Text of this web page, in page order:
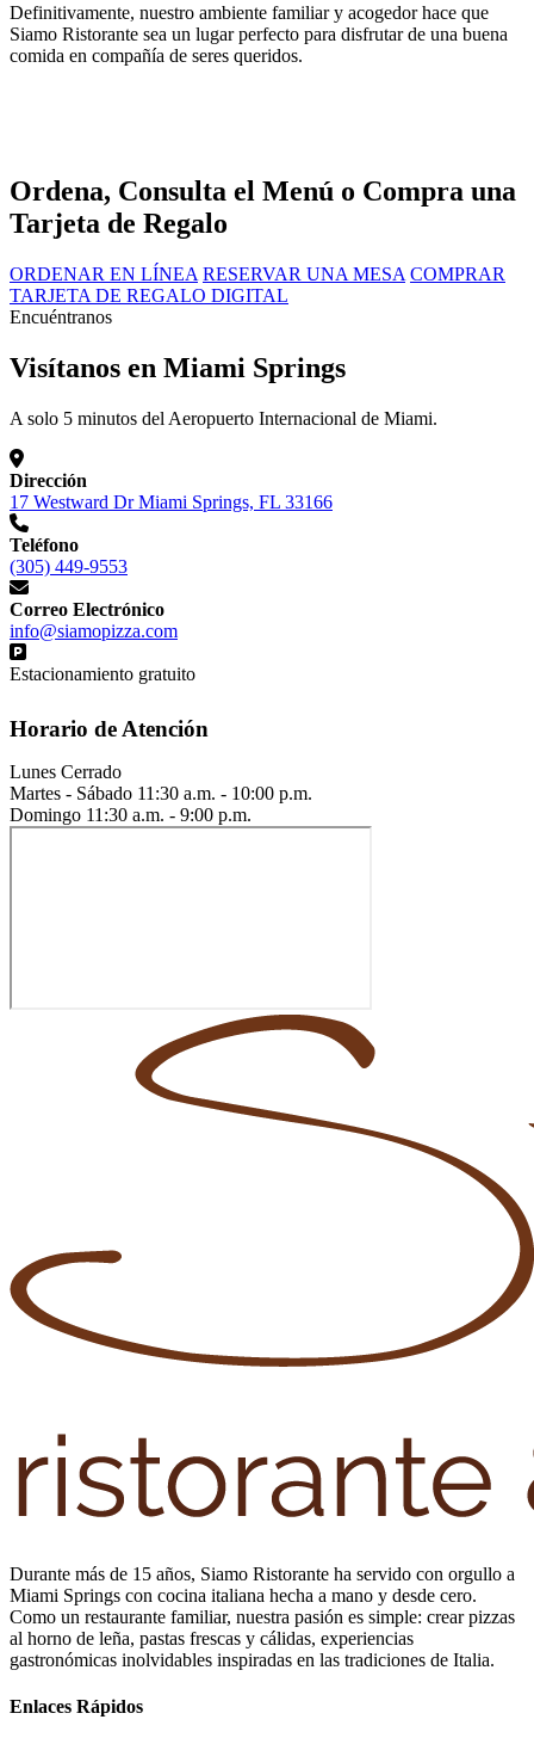
Definitivamente, nuestro ambiente familiar y acogedor hace que
Siamo Ristorante sea un lugar perfecto para disfrutar de una buena
comida en compañía de seres queridos.
Ordena, Consulta el Menú o Compra una
Tarjeta de Regalo
ORDENAR EN LÍNEA RESERVAR UNA MESA COMPRAR
TARJETA DE REGALO DIGITAL
Encuéntranos
Visítanos en Miami Springs
A solo 5 minutos del Aeropuerto Internacional de Miami.
Dirección
17 Westward Dr Miami Springs, FL 33166
Teléfono
(305) 449-9553
Correo Electrónico
info@siamopizza.com
Estacionamiento gratuito
Horario de Atención
Lunes Cerrado
Martes - Sábado 11:30 a.m. - 10:00 p.m.
Domingo 11:30 a.m. - 9:00 p.m.
Durante más de 15 años, Siamo Ristorante ha servido con orgullo a
Miami Springs con cocina italiana hecha a mano y desde cero.
Como un restaurante familiar, nuestra pasión es simple: crear pizzas
al horno de leña, pastas frescas y cálidas, experiencias
gastronómicas inolvidables inspiradas en las tradiciones de Italia.
Enlaces Rápidos